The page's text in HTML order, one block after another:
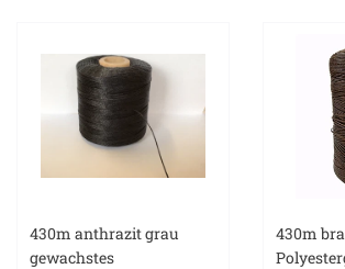
430m anthrazit grau
gewachstes
430m